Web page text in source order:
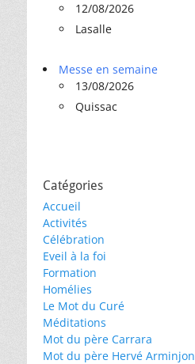
12/08/2026
Lasalle
Messe en semaine
13/08/2026
Quissac
Catégories
Accueil
Activités
Célébration
Eveil à la foi
Formation
Homélies
Le Mot du Curé
Méditations
Mot du père Carrara
Mot du père Hervé Arminjon